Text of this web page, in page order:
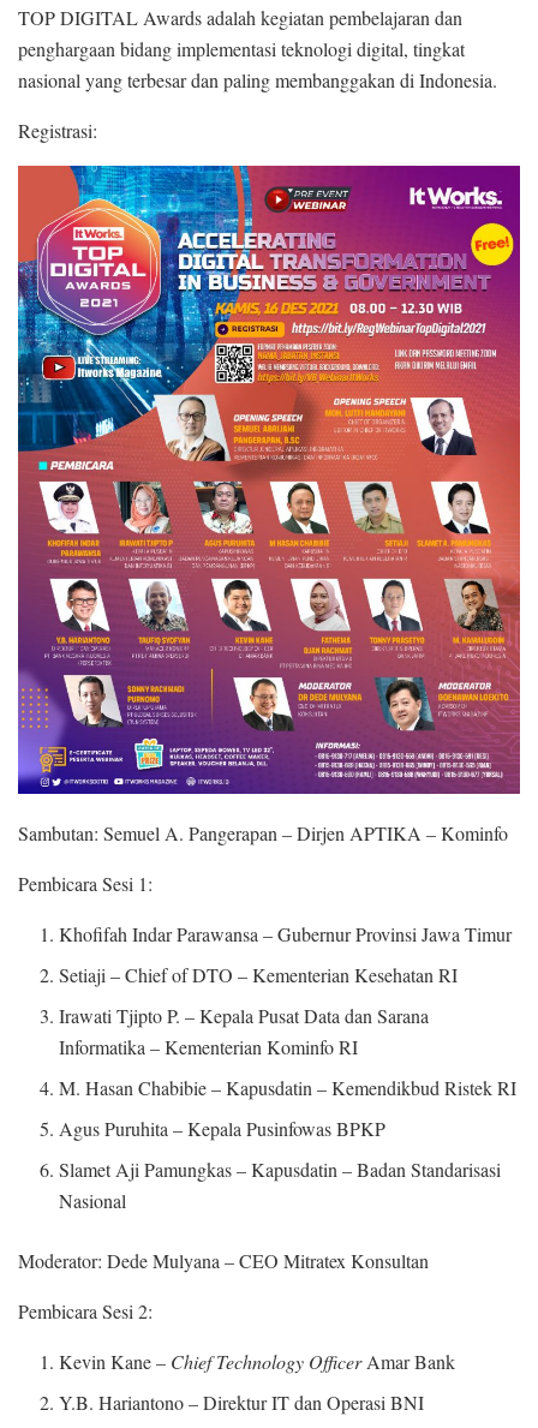
TOP DIGITAL Awards adalah kegiatan pembelajaran dan
penghargaan bidang implementasi teknologi digital, tingkat
nasional yang terbesar dan paling membanggakan di Indonesia.
Registrasi:
Sambutan: Semuel A. Pangerapan – Dirjen APTIKA – Kominfo
Pembicara Sesi 1:
Khofifah Indar Parawansa – Gubernur Provinsi Jawa Timur
Setiaji – Chief of DTO – Kementerian Kesehatan RI
Irawati Tjipto P. – Kepala Pusat Data dan Sarana
Informatika – Kementerian Kominfo RI
M. Hasan Chabibie – Kapusdatin – Kemendikbud Ristek RI
Agus Puruhita – Kepala Pusinfowas BPKP
Slamet Aji Pamungkas – Kapusdatin – Badan Standarisasi
Nasional
Moderator: Dede Mulyana – CEO Mitratex Konsultan
Pembicara Sesi 2:
Kevin Kane – Chief Technology OfficerAmar Bank
Y.B. Hariantono – Direktur IT dan Operasi BNI